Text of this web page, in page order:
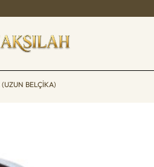
BELÇIKA)